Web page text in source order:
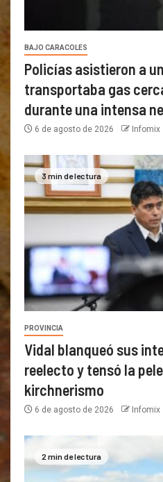
BAJO CARACOLES
Policías asistieron a
transportaba gas
durante una intensa
6 de agosto de 2026 Infomix
3 min de lectura
PROVINCIA
Vidal blanqueó sus
reelecto y tensó la
kirchnerismo
6 de agosto de 2026 Infomix
2 min de lectura